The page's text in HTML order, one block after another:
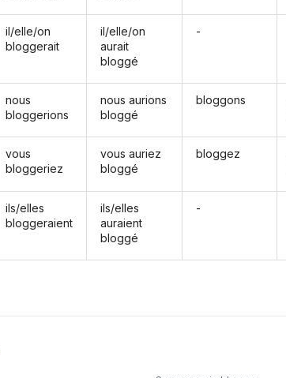
il/elle/on
bloggerait
nous
bloggerions
vous
bloggeriez
ils/elles
bloggeraient
il/elle/on
aurait
bloggé
nous aurions
bloggé
vous auriez
bloggé
ils/elles
auraient
bloggé
-
bloggons
bloggez
-